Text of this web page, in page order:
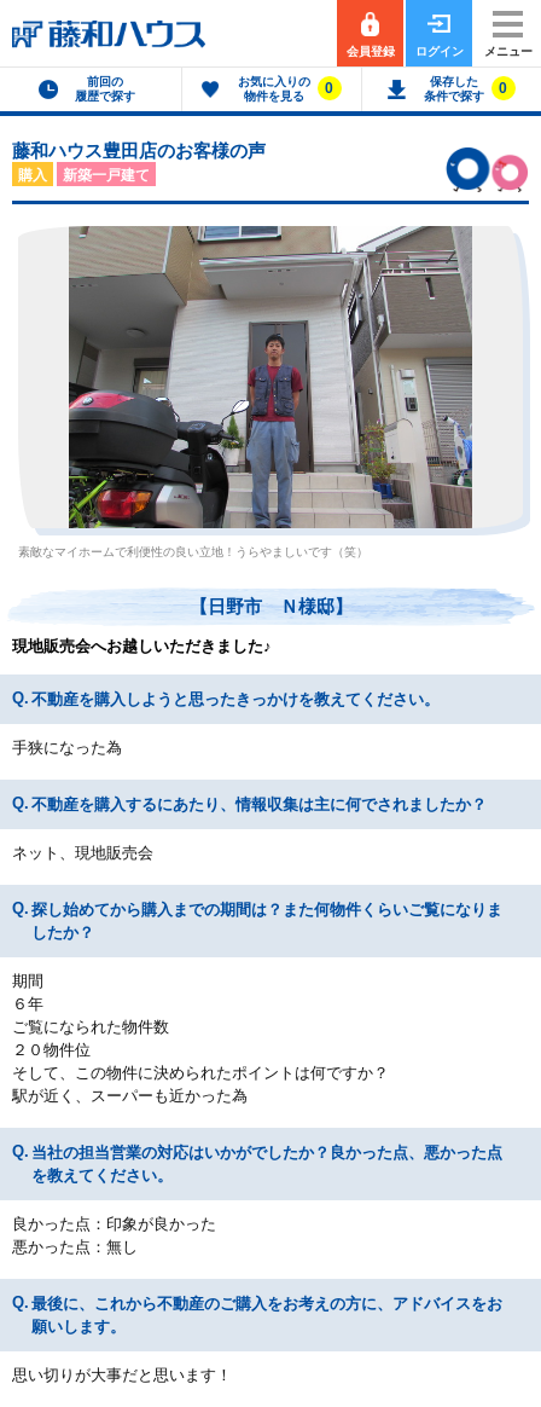
会員登録 ログイン メニュー
前回の
履歴で探す
お気に入りの
物件を見る
0
保存した
条件で探す
0
藤和ハウス豊田店のお客様の声
購入 新築一戸建て
素敵なマイホームで利便性の良い立地！うらやましいです（笑）
【日野市 Ｎ様邸】
現地販売会へお越しいただきました♪
不動産を購入しようと思ったきっかけを教えてください。
手狭になった為
不動産を購入するにあたり、情報収集は主に何でされましたか？
ネット、現地販売会
探し始めてから購入までの期間は？また何物件くらいご覧になりま
したか？
期間
６年
ご覧になられた物件数
２０物件位
そして、この物件に決められたポイントは何ですか？
駅が近く、スーパーも近かった為
当社の担当営業の対応はいかがでしたか？良かった点、悪かった点
を教えてください。
良かった点：印象が良かった
悪かった点：無し
最後に、これから不動産のご購入をお考えの方に、アドバイスをお
願いします。
思い切りが大事だと思います！